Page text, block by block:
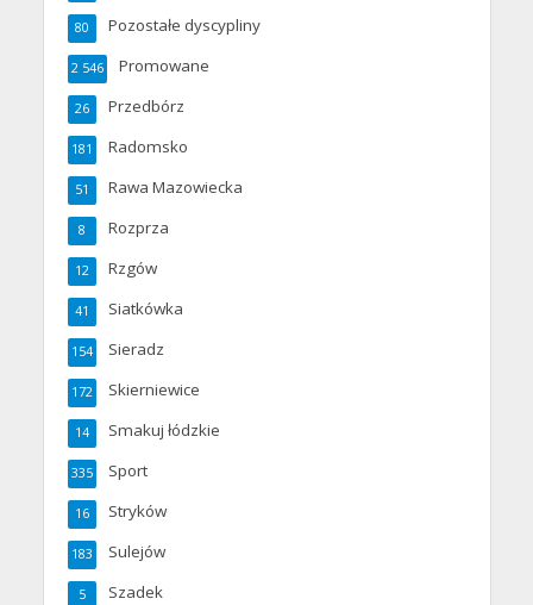
Pozostałe dyscypliny
80
Promowane
2 546
Przedbórz
26
Radomsko
181
Rawa Mazowiecka
51
Rozprza
8
Rzgów
12
Siatkówka
41
Sieradz
154
Skierniewice
172
Smakuj łódzkie
14
Sport
335
Stryków
16
Sulejów
183
Szadek
5